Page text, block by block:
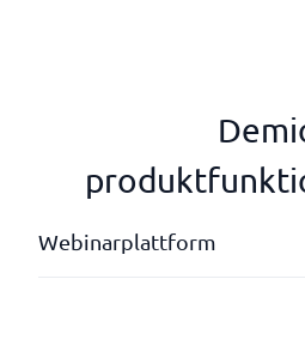
Webinarplattform